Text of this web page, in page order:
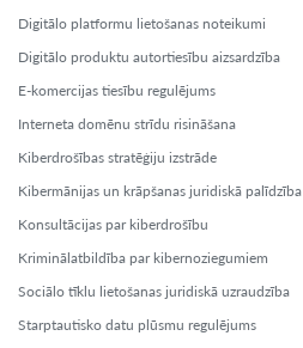
Digitālo platformu lietošanas noteikumi
Digitālo produktu autortiesību aizsardzība
E-komercijas tiesību regulējums
Interneta domēnu strīdu risināšana
Kiberdrošības stratēģiju izstrāde
Kibermānijas un krāpšanas juridiskā palīdzība
Konsultācijas par kiberdrošību
Kriminālatbildība par kibernoziegumiem
Sociālo tīklu lietošanas juridiskā uzraudzība
Starptautisko datu plūsmu regulējums